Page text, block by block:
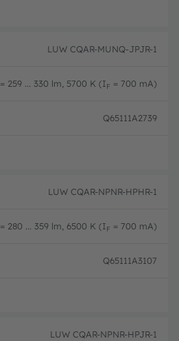
LUW CQAR-MUNQ-JPJR-1
= 259 ... 330 lm, 5700 K (IF = 700 mA)
Q65111A2739
LUW CQAR-NPNR-HPHR-1
= 280 ... 359 lm, 6500 K (IF = 700 mA)
Q65111A3107
LUW CQAR-NPNR-HPJR-1